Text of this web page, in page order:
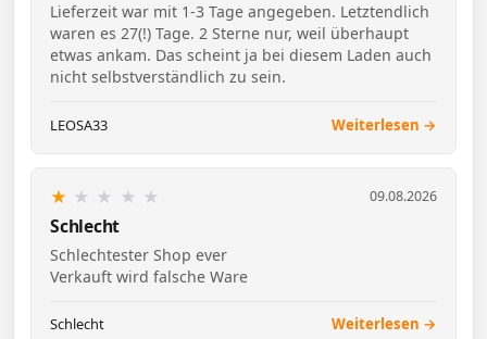
Lieferzeit war mit 1-3 Tage angegeben. Letztendlich
waren es 27(!) Tage. 2 Sterne nur, weil überhaupt
etwas ankam. Das scheint ja bei diesem Laden auch
nicht selbstverständlich zu sein.
LEOSA33 Weiterlesen →
★ ★ ★ ★ ★ 09.08.2026
Schlecht
Schlechtester Shop ever
Verkauft wird falsche Ware
Schlecht Weiterlesen →